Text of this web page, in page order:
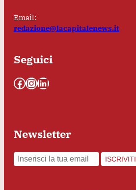
Email:
redazione@lacapitalenews.it
Seguici
Facebook InstagramLinkedIn
Newsletter
ISCRIVITI